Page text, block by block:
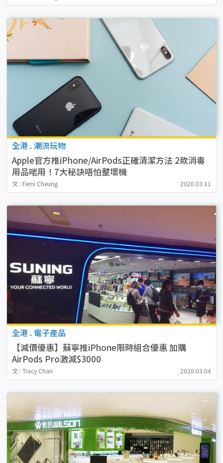
全港 . 潮流玩物
Apple官方推iPhone/AirPods正確清潔方法 2款消毒
用品啱用！7大秘訣唔怕整壞機
文 : Femi Cheung 2020.03.11
全港 . 電子產品
【減價優惠】蘇寧推iPhone限時組合優惠 加購
AirPods Pro激減$3000
文 : Tracy Chan 2020.03.04